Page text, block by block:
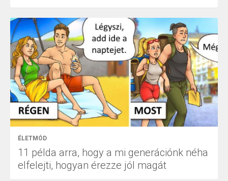
ÉLETMÓD
11 példa arra, hogy a mi generációnk néha
elfelejti, hogyan érezze jól magát